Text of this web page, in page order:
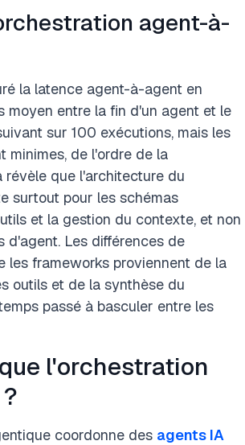
agent-à-
la latence agent-à-agent en
moyen entre la fin d'un agent et le
sur 100 exécutions, mais les
minimes, de l'ordre de la
révèle que l'architecture du
surtout pour les schémas
et la gestion du contexte, et non
d'agent. Les différences de
les frameworks proviennent de la
outils et de la synthèse du
passé à basculer entre les
l'orchestration
coordonne des agents IA